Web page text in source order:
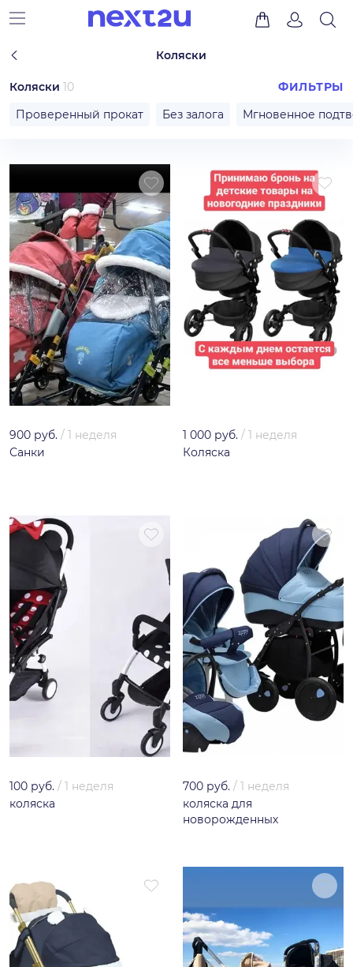
Коляски
Коляски 10
ФИЛЬТРЫ
Проверенный прокат
Без залога Мгновенное
900 руб. / 1 неделя
Санки
1 000 руб. / 1 неделя
Коляска
100 руб. / 1 неделя
коляска
700 руб. / 1 неделя
коляска для
новорожденных